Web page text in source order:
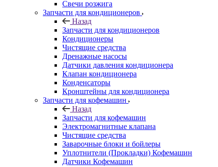
Свечи розжига
Запчасти для кондиционеров
Назад
Запчасти для кондиционеров
Кондиционеры
Чистящие средства
Дренажные насосы
Датчики давления кондиционера
Клапан кондиционера
Конденсаторы
Кронштейны для кондиционера
Запчасти для кофемашин
Назад
Запчасти для кофемашин
Электромагнитные клапана
Чистящие средства
Заварочные блоки и бойлеры
Уплотнители (Прокладки) Кофемашин
Датчики Кофемашин